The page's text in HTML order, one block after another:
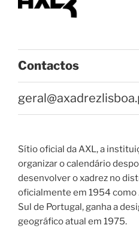
Contactos
Sítio oficial da AXL, a
organizar o calendário
desenvolver o xadrez no
oficialmente em 1954 como
Sul de Portugal, ganha a
geográfico atual em 1975.